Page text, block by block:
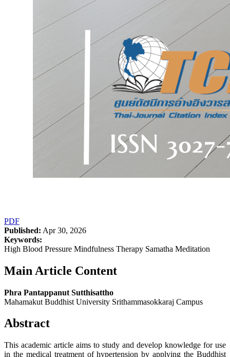
PDF
Published: Apr 30, 2026
Keywords:
High Blood Pressure Mindfulness Therapy Samatha Meditation
Main Article Content
Phra Pantappanut Sutthisattho
Mahamakut Buddhist University Srithammasokkaraj Campus
Abstract
This academic article aims to study and develop knowledge for use
in the medical treatment of hypertension by applying the Buddhist